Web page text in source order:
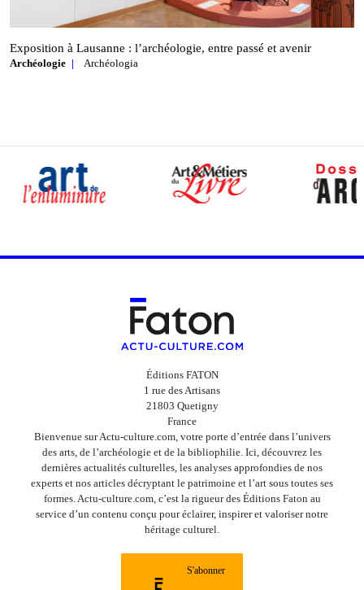
Exposition à Lausanne : l’archéologie, entre passé et avenir
Archéologie Archéologia
Éditions FATON
1 rue des Artisans
21803 Quetigny
France
Bienvenue sur Actu-culture.com, votre porte d’entrée dans l’univers
des arts, de l’archéologie et de la bibliophilie. Ici, découvrez les
dernières actualités culturelles, les analyses approfondies de nos
experts et nos articles décryptant le patrimoine et l’art sous toutes ses
formes. Actu-culture.com, c’est la rigueur des Éditions Faton au
service d’un contenu conçu pour éclairer, inspirer et valoriser notre
héritage culturel.
S'abonner